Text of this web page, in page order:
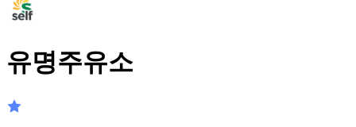
유명주유소